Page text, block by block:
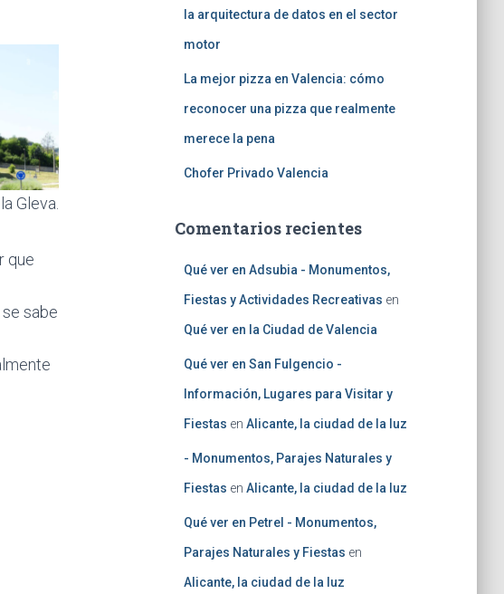
Gleva.
que
sabe
la arquitectura de datos en el sector
motor
La mejor pizza en Valencia: cómo
reconocer una pizza que realmente
merece la pena
Chofer Privado Valencia
Comentarios recientes
Qué ver en Adsubia - Monumentos,
Fiestas y Actividades Recreativas en
Qué ver en la Ciudad de Valencia
Qué ver en San Fulgencio -
Información, Lugares para Visitar y
Fiestas en Alicante, la ciudad de la luz
- Monumentos, Parajes Naturales y
Fiestas en Alicante, la ciudad de la luz
Qué ver en Petrel - Monumentos,
Parajes Naturales y Fiestas en
Alicante, la ciudad de la luz